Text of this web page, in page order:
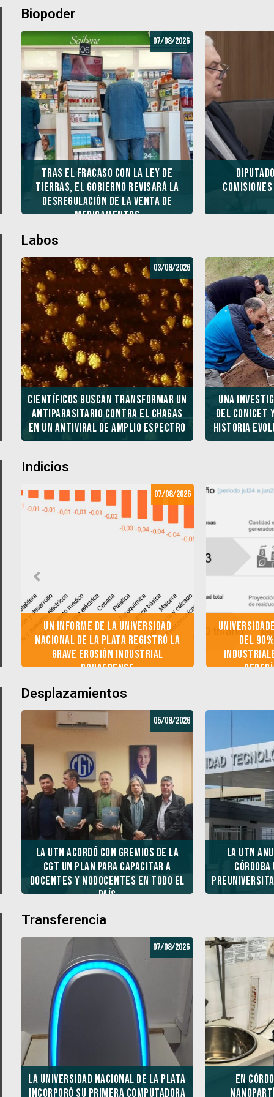
Biopoder
07/08/2026
Tras el fracaso con la ley de
Tierras, el Gobierno revisará la
desregulación de la venta de
medicamentos
Labos
03/08/2026
Científicos buscan transformar un
antiparasitario contra el Chagas
en un antiviral de amplio espectro
Una
del
historia
Indicios
07/08/2026
Un informe de la Universidad
Nacional de La Plata registró la
grave erosión industrial
bonaerense
del
Desplazamientos
05/08/2026
La UTN acordó con gremios de la
CGT un plan para capacitar a
docentes y NODOCENTES en todo el
país
La UTN
Transferencia
07/08/2026
La Universidad Nacional de La Plata
incorporó su primera computadora
En